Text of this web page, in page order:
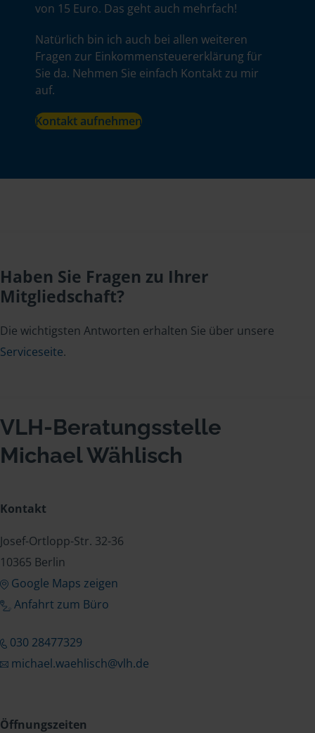
von 15 Euro. Das geht auch mehrfach!
Natürlich bin ich auch bei allen weiteren
Fragen zur Einkommensteuererklärung für
Sie da. Nehmen Sie einfach Kontakt zu mir
auf.
Kontakt aufnehmen
Haben Sie Fragen zu Ihrer
Mitgliedschaft?
Die wichtigsten Antworten erhalten Sie über unsere
Serviceseite.
VLH-Beratungsstelle
Michael Wählisch
Kontakt
Josef-Ortlopp-Str. 32-36
10365 Berlin
Google Maps zeigen
Anfahrt zum Büro
030 28477329
michael.waehlisch@vlh.de
Öffnungszeiten